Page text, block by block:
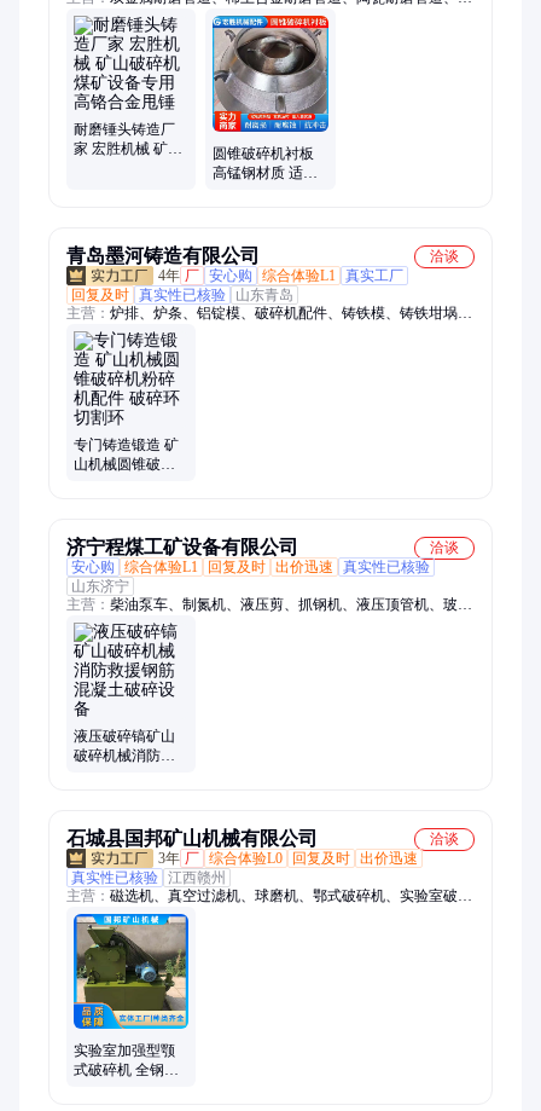
衬陶瓷耐磨管道、破碎机耐磨衬板、铸造耐磨衬板、氧化铝陶瓷
耐磨管、碳化硅陶瓷耐磨管、堆焊耐磨衬板、陶瓷贴片耐磨管
道、双金属耐磨弯头、整体陶瓷耐磨管道、自蔓燃陶瓷耐磨管、
稀土合金耐磨弯头、双金属耐磨三通
耐磨锤头铸造厂
家 宏胜机械 矿山
圆锥破碎机衬板
高锰钢材质 适配
青岛墨河铸造有限公司
洽谈
4年 厂 安心购 综合体验L1
真实工厂
回复及时 真实性已核验
山东青岛
主营： 炉排、炉条、铝锭模、破碎机配件、铸铁模、铸铁坩埚、
铸铁锅、铸铁配重块、汽轮机隔板、耐热球墨铸铁件、灰铸铁件
专门铸造锻造 矿
山机械圆锥破碎
济宁程煤工矿设备有限公司
洽谈
安心购
综合体验L1 回复及时 出价迅速
真实性已核验
山东济宁
主营： 柴油泵车、制氮机、液压剪、抓钢机、液压顶管机、玻璃
吸盘、焊网机、生物质燃烧机、扫地车、划线机、渣浆泵、打桩
机、智能张拉设备、劈裂机、板换夹紧器、铣挖机、护栏清洗
机、螺旋钻机、劈裂棒、电动绳锯机、液压破拆工具组、等离子
切割机、相贯线切割机、激光切割机
液压破碎镐矿山
破碎机械消防救
石城县国邦矿山机械有限公司
洽谈
3年 厂 综合体验L0 回复及时 出价迅速
真实性已核验 江西赣州
主营： 磁选机、真空过滤机、球磨机、鄂式破碎机、实验室破碎
机、选矿摇床、搅拌筒、浮选机、滚筒洗矿机、螺旋溜槽、隔膜
跳汰机、实验室浮选槽、搅拌桶、连续浮选机、实验室球磨机、
跳汰机、粉碎机、三头研磨机、振动磨样机、立式砂泵、脱水
筛、细砂回收机、磁选管、螺旋洗砂机、洗矿机
实验室加强型颚
式破碎机 全钢合